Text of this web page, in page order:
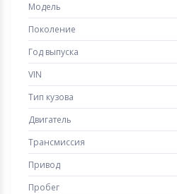
Модель
Поколение
Год выпуска
VIN
Тип кузова
Двигатель
Трансмиссия
Привод
Пробег